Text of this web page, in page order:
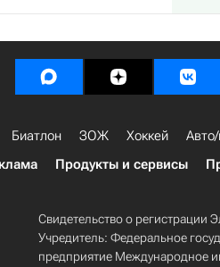
Биатлон ЗОЖ Хоккей
Продукты и сервисы
Свидетельство о
Учредитель: Федеральное
предприятие Международное